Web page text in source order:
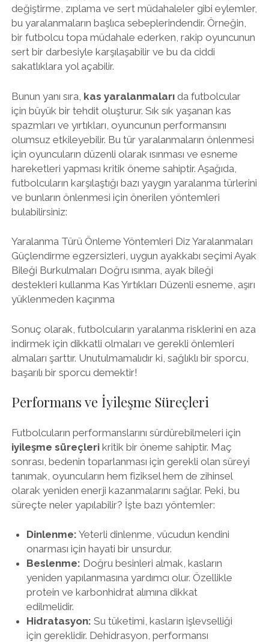
değiştirme, zıplama ve sert müdahaleler gibi eylemler,
bu yaralanmaların başlıca sebeplerindendir. Örneğin,
bir futbolcu topa müdahale ederken, rakip oyuncunun
sert bir darbesiyle karşılaşabilir ve bu da ciddi
sakatlıklara yol açabilir.
Bunun yanı sıra, kas yaralanmalarıda futbolcular
için büyük bir tehdit oluşturur. Sık sık yaşanan kas
spazmları ve yırtıkları, oyuncunun performansını
olumsuz etkileyebilir. Bu tür yaralanmaların önlenmesi
için oyuncuların düzenli olarak ısınması ve esneme
hareketleri yapması kritik öneme sahiptir. Aşağıda,
futbolcuların karşılaştığı bazı yaygın yaralanma türlerini
ve bunların önlenmesi için önerilen yöntemleri
bulabilirsiniz:
Yaralanma Türü Önleme Yöntemleri Diz Yaralanmaları
Güçlendirme egzersizleri, uygun ayakkabı seçimi Ayak
Bileği Burkulmaları Doğru ısınma, ayak bileği
destekleri kullanma Kas Yırtıkları Düzenli esneme, aşırı
yüklenmeden kaçınma
Sonuç olarak, futbolcuların yaralanma risklerini en aza
indirmek için dikkatli olmaları ve gerekli önlemleri
almaları şarttır. Unutulmamalıdır ki, sağlıklı bir sporcu,
başarılı bir sporcu demektir!
Performans ve İyileşme Süreçleri
Futbolcuların performanslarını sürdürebilmeleri için
iyileşme süreçlerikritik bir öneme sahiptir. Maç
sonrası, bedenin toparlanması için gerekli olan süreyi
tanımak, oyuncuların hem fiziksel hem de zihinsel
olarak yeniden enerji kazanmalarını sağlar. Peki, bu
süreçte neler yapılabilir? İşte bazı yöntemler:
Dinlenme: Yeterli dinlenme, vücudun kendini
onarması için hayati bir unsurdur.
Beslenme: Doğru besinleri almak, kasların
yeniden yapılanmasına yardımcı olur. Özellikle
protein ve karbonhidrat alımına dikkat
edilmelidir.
Hidratasyon: Su tüketimi, kasların işlevselliği
için gereklidir. Dehidrasyon, performansı